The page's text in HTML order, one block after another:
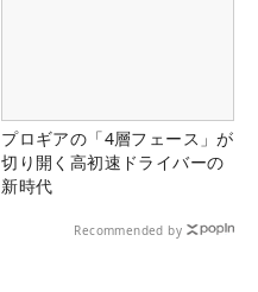
プロギアの「4層フェース」が
切り開く高初速ドライバーの
新時代
Recommended by